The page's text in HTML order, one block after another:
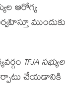
ఆరోగ్య
ముందుకు
TFJA సభ్యుల
చేయడానికి